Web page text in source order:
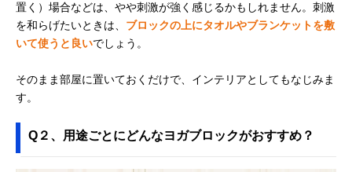
置く）場合などは、やや刺激が強く感じるかもしれません。刺激
を和らげたいときは、 ブロックの上にタオルやブランケットを敷
いて使うと良いでしょう。
そのまま部屋に置いておくだけで、インテリアとしてもなじみま
す。
Q２、用途ごとにどんなヨガブロックがおすすめ？